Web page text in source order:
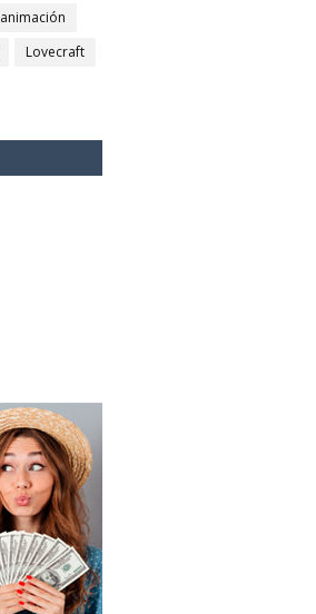
animación
Lovecraft